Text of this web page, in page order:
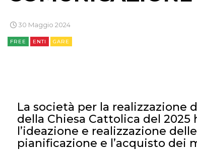
30 Maggio 2024
FREE ENTI GARE
La società per la
della Chiesa Cattolica del
l’ideazione e realizzazione
pianificazione e l’acquisto dei